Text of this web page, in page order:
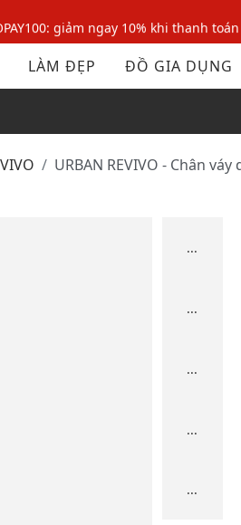
giảm ngay 10% khi thanh
- Giảm 10% đơn đầu cho
giảm ngay 10% khi thanh
LÀM ĐẸP ĐỒ GIA DỤNG
URBAN REVIVO - Chân
...
...
...
...
...